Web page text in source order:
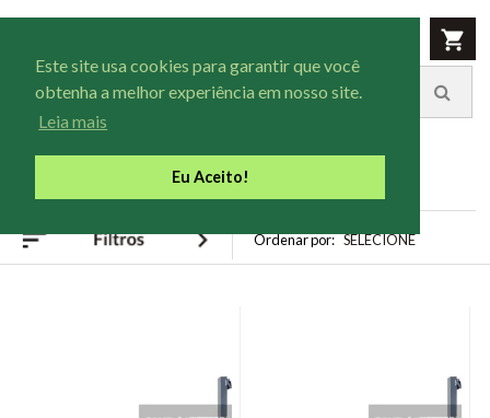
Este site usa cookies para garantir que você
obtenha a melhor experiência em nosso site.
Leia mais
Eu Aceito!
Ordenar por: SELECIONE